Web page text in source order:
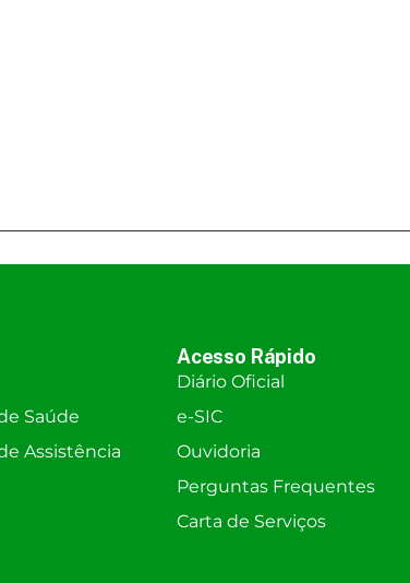
Saúde
Assistência
Acesso Rápido
Diário Oficial
e-SIC
Ouvidoria
Perguntas Frequentes
Carta de Serviços